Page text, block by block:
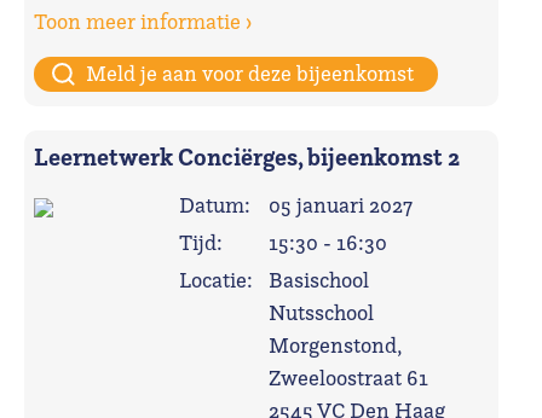
Toon meer informatie ›
Meld je aan voor deze bijeenkomst
Leernetwerk Conciërges, bijeenkomst 2
Datum:
05 januari 2027
Tijd:
15:30 - 16:30
Locatie:
Basischool
Nutsschool
Morgenstond,
Zweeloostraat 61
2545 VC Den Haag